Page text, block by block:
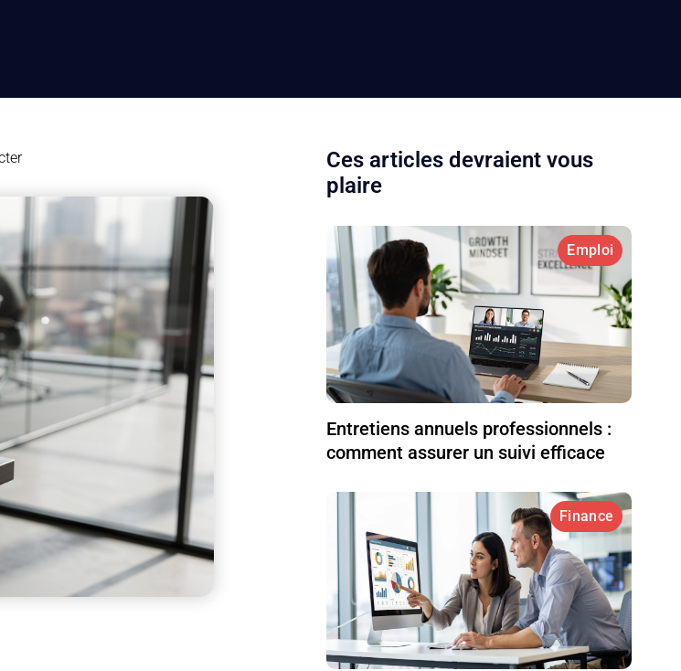
Ces articles devraient vous
plaire
Emploi
Entretiens annuels professionnels :
comment assurer un suivi efficace
Finance